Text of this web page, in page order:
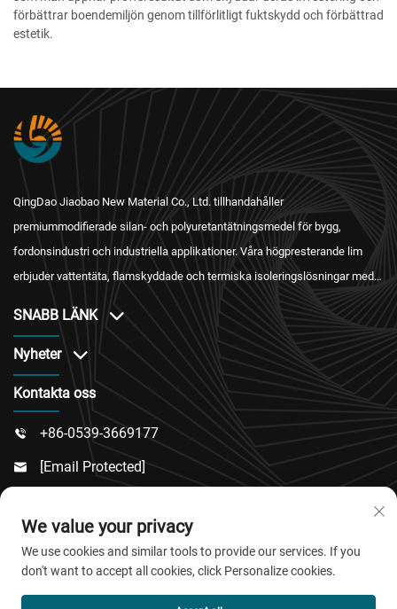
förbättrar boendemiljön genom tillförlitligt fuktskydd och förbättrad
estetik.
QingDao Jiaobao New Material Co., Ltd. tillhandahåller
premiummodifierade silan- och polyuretantätningsmedel för bygg,
fordonsindustri och industriella applikationer. Våra högpresterande lim
erbjuder vattentäta, flamskyddade och termiska isoleringslösningar med
SNABB LÄNK
Nyheter
Kontakta oss
 +86-0539-3669177
 [email Protected]
County, Weifang City, Shandong Province
Copyright © 2026 QingDao Jiaobao New Material Co.,Ltd.
We value your privacy
We use cookies and similar tools to provide our services. If you
don't want to accept all cookies, click Personalize cookies.